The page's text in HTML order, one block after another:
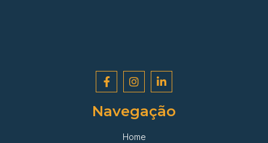
Navegação
Home